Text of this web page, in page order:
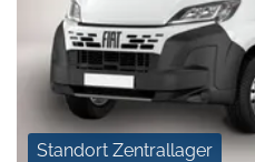
Standort Zentrallager